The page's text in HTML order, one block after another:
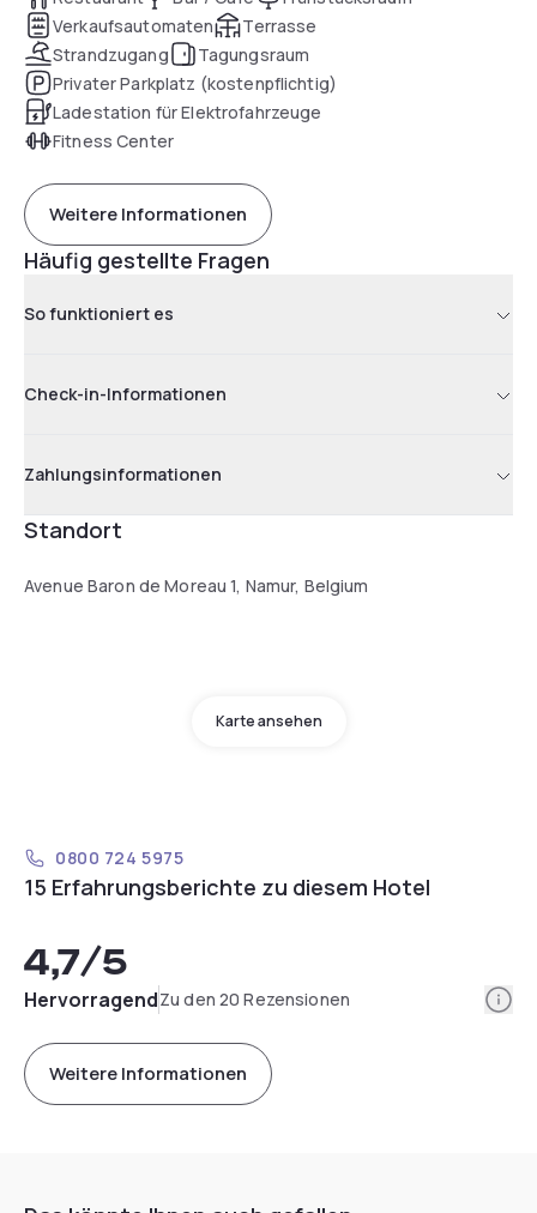
Verkaufsautomaten
Terrasse
Strandzugang
Tagungsraum
Privater Parkplatz (kostenpflichtig)
Ladestation für Elektrofahrzeuge
Fitness Center
Weitere Informationen
Häufig gestellte Fragen
So funktioniert es
Check-in-Informationen
Zahlungsinformationen
Standort
Avenue Baron de Moreau 1, Namur, Belgium
Karte ansehen
0800 724 5975
15 Erfahrungsberichte zu diesem Hotel
4,7/5
HervorragendZu den 20 Rezensionen
Weitere Informationen